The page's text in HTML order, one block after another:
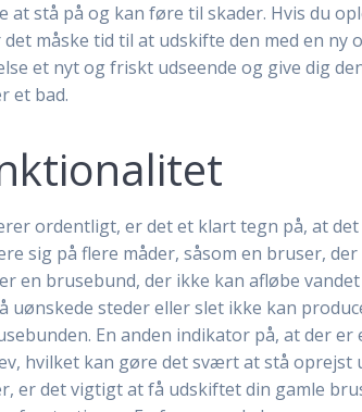
stå på og kan føre til skader. Hvis du
det måske tid til at udskifte den med en ny
et nyt og friskt udseende og give dig
et bad.
ordentligt, er det et klart tegn på, at
sig på flere måder, såsom en bruser,
en brusebund, der ikke kan afløbe
steder eller slet ikke kan
En anden indikator på, at der
hvilket kan gøre det svært at stå oprejst
er det vigtigt at få udskiftet din gamle